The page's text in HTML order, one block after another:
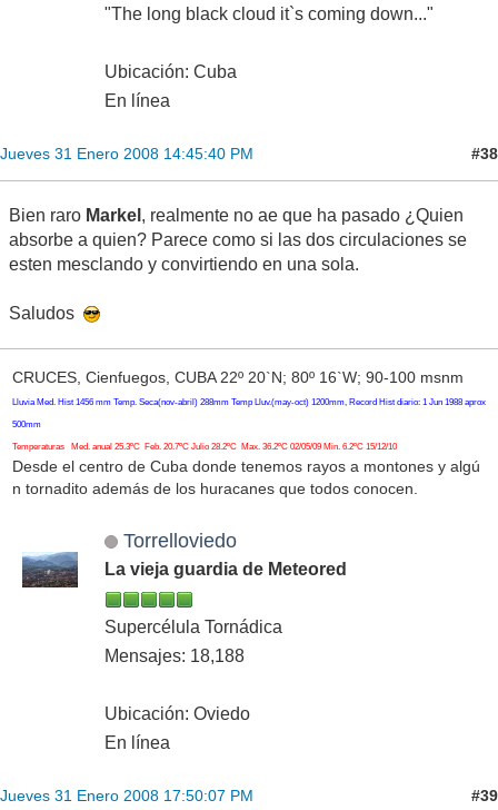
"The long black cloud it`s coming down..."
Ubicación: Cuba
En línea
Jueves 31 Enero 2008 14:45:40 PM #38
Bien raro Markel , realmente no ae que ha pasado ¿Quien
absorbe a quien? Parece como si las dos circulaciones se
esten mesclando y convirtiendo en una sola.
Saludos
CRUCES, Cienfuegos, CUBA 22º 20`N; 80º 16`W; 90-100 msnm
Lluvia Med. Hist 1456 mm Temp. Seca(nov-abril) 288mm Temp Lluv.(may-oct) 1200mm, Record Hist diario: 1 Jun 1988 aprox
500mm
Temperaturas Med. anual 25.3ºC Feb. 20.7ºC Julio 28.2ºC Max. 36.2ºC 02/05/09 Min. 6.2ºC 15/12/10
Desde el centro de Cuba donde tenemos rayos a montones y algú
n tornadito además de los huracanes que todos conocen.
Torrelloviedo
La vieja guardia de Meteored
Supercélula Tornádica
Mensajes: 18,188
Ubicación: Oviedo
En línea
Jueves 31 Enero 2008 17:50:07 PM #39